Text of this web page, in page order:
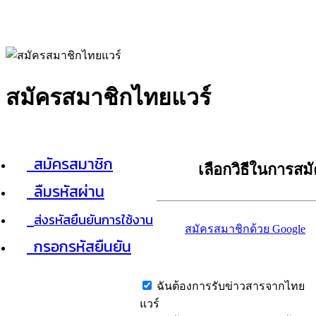
สมัครสมาชิกไทยแวร์
สมัครสมาชิก
ลืมรหัสผ่าน
ส่งรหัสยืนยันการใช้งาน
กรอกรหัสยืนยัน
เลือกวิธีในการส
สมัครสมาชิกด้วย Google
ฉันต้องการรับข่าวสารจากไทย
แวร์